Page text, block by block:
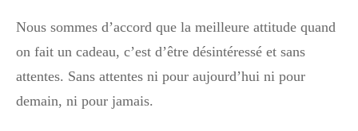
Nous sommes d’accord que la meilleure attitude quand
on fait un cadeau, c’est d’être désintéressé et sans
attentes. Sans attentes ni pour aujourd’hui ni pour
demain, ni pour jamais.